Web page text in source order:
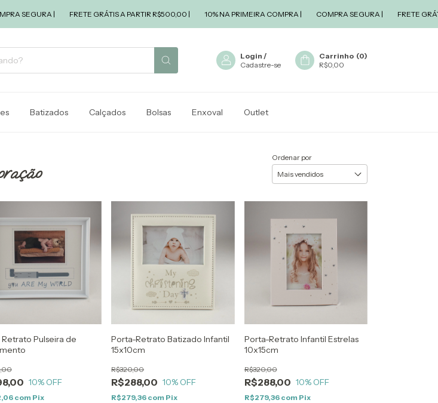
SEGURA | FRETE GRÁTIS A PARTIR R$500,00 | 10% NA PRIMEIRA COMPRA | COMPRA SEGURA | FRETE GRÁTIS
Login /
Cadastre-se
Carrinho (0)
R$0,00
Batizados Calçados Bolsas Enxoval Outlet
Ordenar por
Pulseira de
10% OFF
com Pix
Porta-Retrato Batizado Infantil
15x10cm
R$288,00
R$320,00
10% OFF
R$279,36 com Pix
Porta-Retrato Infantil Estrelas
10x15cm
R$288,00
R$320,00
10% OFF
R$279,36 com Pix